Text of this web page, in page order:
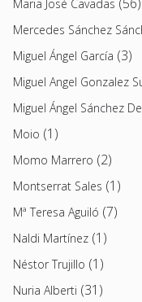
Maria José Cavadas
Mercedes Sánchez
Miguel Ángel García (3)
Miguel Angel Gonzalez
Miguel Ángel Sánchez
Moio (1)
Momo Marrero (2)
Montserrat Sales (1)
Mª Teresa Aguiló (7)
Naldi Martínez (1)
Néstor Trujillo (1)
Nuria Alberti (31)